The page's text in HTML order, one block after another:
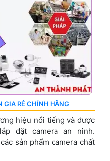
GIA RẺ CHÍNH HÃNG
hiệu nổi tiếng và được
đặt camera an ninh.
sản phẩm camera chất